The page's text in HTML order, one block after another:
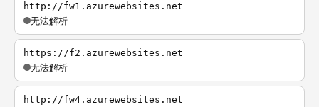
http://fw1.azurewebsites.net
无法解析
https://f2.azurewebsites.net
无法解析
http://fw4.azurewebsites.net